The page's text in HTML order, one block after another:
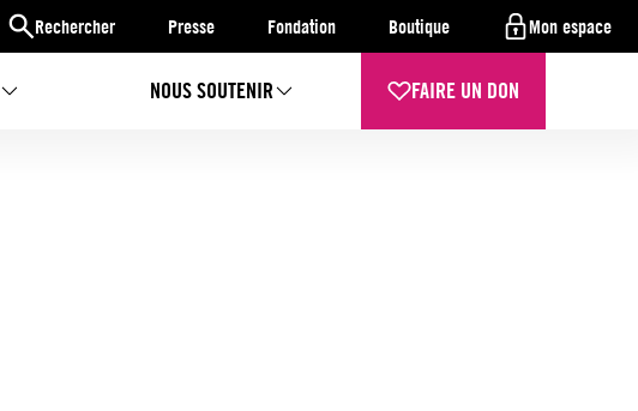
Rechercher Presse Fondation Boutique Mon espace
NOUS SOUTENIR FAIRE UN DON